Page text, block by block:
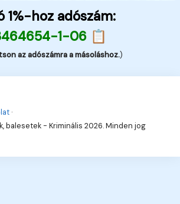
1%-hoz adószám:
1-06 📋
az adószámra a másoláshoz.)
·
balesetek - Kriminális 2026. Minden jog